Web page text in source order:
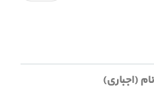
نام (اجباری)